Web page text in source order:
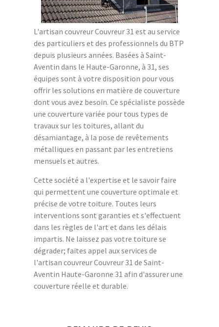
L'artisan couvreur Couvreur 31 est au service
des particuliers et des professionnels du BTP
depuis plusieurs années. Basées à Saint-
Aventin dans le Haute-Garonne, à 31, ses
équipes sont à votre disposition pour vous
offrir les solutions en matière de couverture
dont vous avez besoin. Ce spécialiste possède
une couverture variée pour tous types de
travaux sur les toitures, allant du
désamiantage, à la pose de revêtements
métalliques en passant par les entretiens
mensuels et autres.
Cette société a l'expertise et le savoir faire
qui permettent une couverture optimale et
précise de votre toiture. Toutes leurs
interventions sont garanties et s'effectuent
dans les règles de l'art et dans les délais
impartis. Ne laissez pas votre toiture se
dégrader; faites appel aux services de
l'artisan couvreur Couvreur 31 de Saint-
Aventin Haute-Garonne 31 afin d'assurer une
couverture réelle et durable.